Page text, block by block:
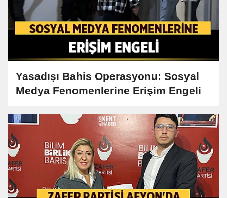
Yasadışı Bahis Operasyonu: Sosyal
Medya Fenomenlerine Erişim Engeli